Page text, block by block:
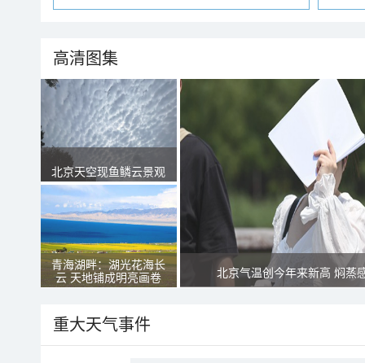
高清图集
北京天空现鱼鳞云景观
青海湖畔：湖光花海长
云 天地铺成明亮画卷
北京气温创今年来新高 焖蒸
重大天气事件